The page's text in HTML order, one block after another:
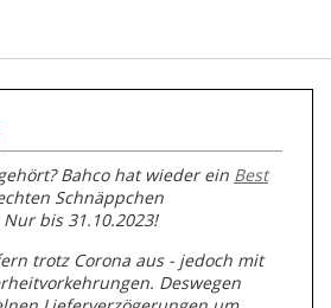
Bahco hat wieder ein Best
Schnäppchen
bis 31.10.2023!
trotz Corona aus - jedoch mit
Deswegen